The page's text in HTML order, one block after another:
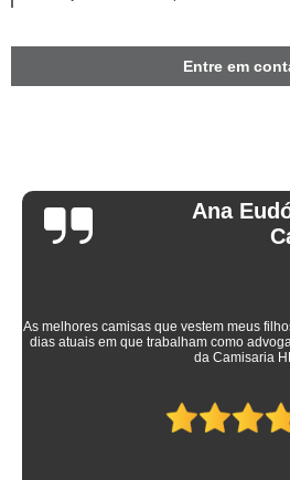
Entre em
Ana
As melhores camisas que vestem meus
dias atuais em que trabalham como
da Camisaria